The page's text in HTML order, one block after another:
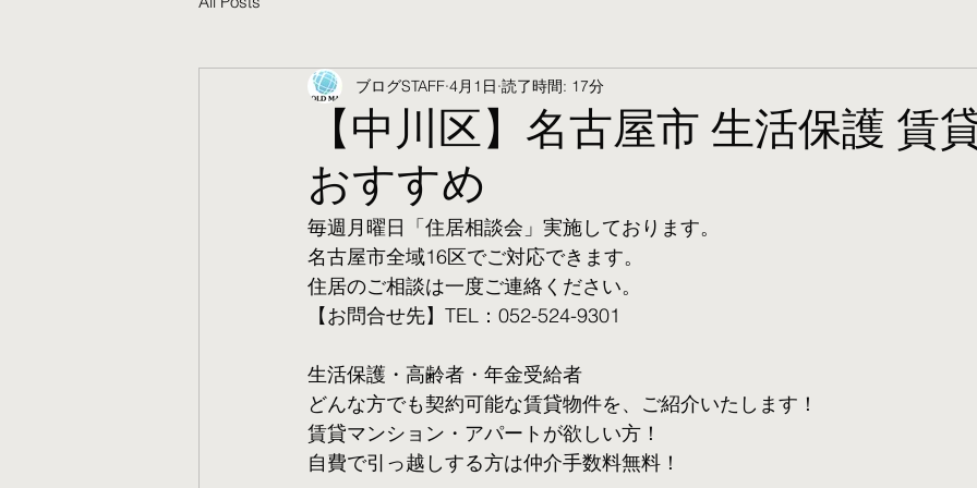
【中川区】名古屋市 生活保護 賃
おすすめ
ブログSTAFF 4月1日 読了時間: 17分
毎週月曜日「住居相談会」実施しております。
名古屋市全域16区でご対応できます。
住居のご相談は一度ご連絡ください。
【お問合せ先】TEL：052-524-9301
生活保護・高齢者・年金受給者
​どんな方でも契約可能な賃貸物件を、ご紹介いたします！
賃貸マンション・アパートが欲しい方！
自費で引っ越しする方は仲介手数料無料！